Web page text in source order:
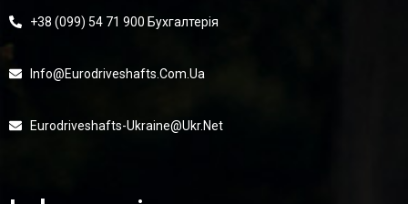
+38 (099) 54 71 900 Бухгалтерія
Info@eurodriveshafts.com.ua
Eurodriveshafts-Ukraine@ukr.net